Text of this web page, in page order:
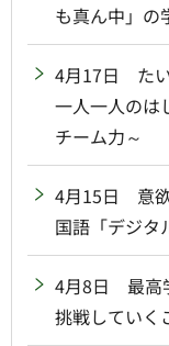
も真ん中」の
4月17日 た
一人一人のは
チーム力～
4月15日 意欲
国語「デジタ
4月8日 最高
挑戦していく